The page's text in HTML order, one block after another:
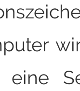
eine